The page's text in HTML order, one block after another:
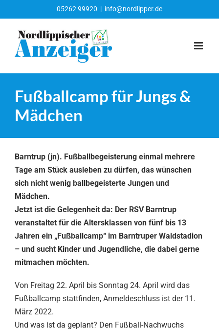
Inhalt
springen
05262 99920 | info@nordlipper.de
Fußballcamp für Jungs &
Mädchen
Barntrup (jn). Fußballbegeisterung einmal mehrere
Tage am Stück ausleben zu dürfen, das wünschen
sich nicht wenig ballbegeisterte Jungen und
Mädchen.
Jetzt ist die Gelegenheit da: Der RSV Barntrup
veranstaltet für die Altersklassen von fünf bis 13
Jahren ein „Fußballcamp“ im Barntruper Waldstadion
– und sucht Kinder und Jugendliche, die dabei gerne
mitmachen möchten.
Von Freitag 22. April bis Sonntag 24. April wird das
Fußballcamp stattfinden, Anmeldeschluss ist der 11.
März 2022.
Und was ist da geplant? Den Fußball-Nachwuchs